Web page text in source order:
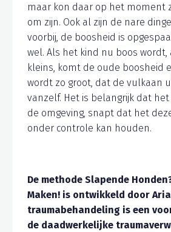
maar kon daar op het moment
om zijn. Ook al zijn de nare
voorbij, de boosheid is
wel. Als het kind nu boos
kleins, komt de oude boosheid
wordt zo groot, dat de vulkaan
vanzelf. Het is belangrijk dat
de omgeving, snapt dat het
onder controle kan houden.
De methode Slapende
Maken! is ontwikkeld door
traumabehandeling is een
de daadwerkelijke